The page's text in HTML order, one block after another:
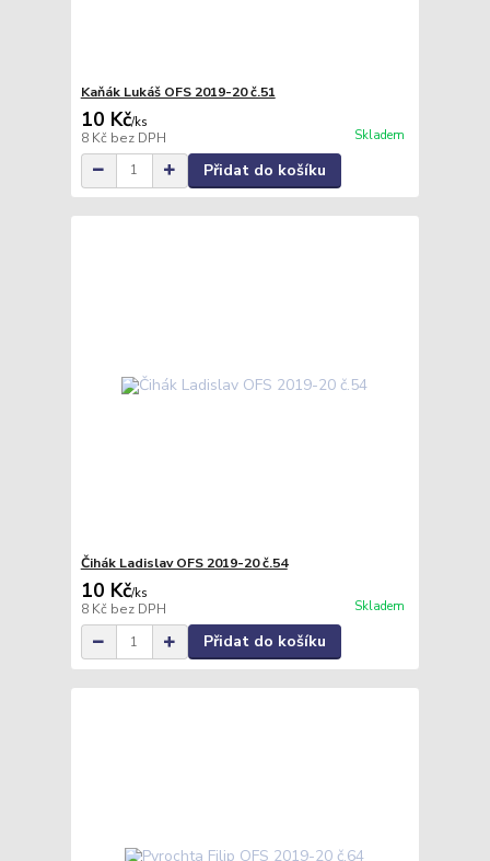
Kaňák Lukáš OFS 2019-20 č.51
10 Kč/ks
8 Kč bez DPH Skladem
Přidat do košíku
Čihák Ladislav OFS 2019-20 č.54
10 Kč/ks
8 Kč bez DPH Skladem
Přidat do košíku